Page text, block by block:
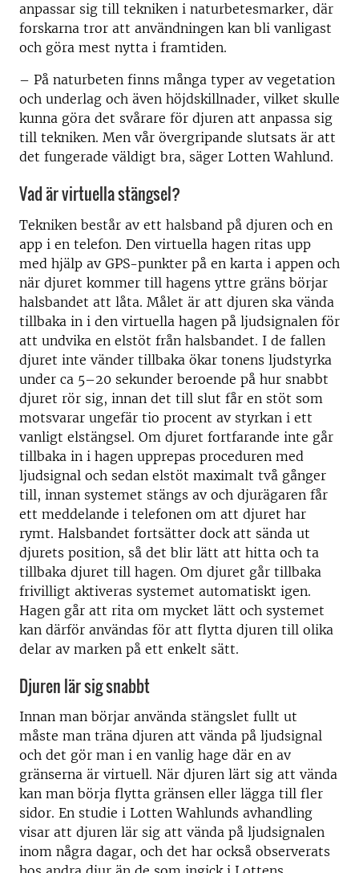
anpassar sig till tekniken i naturbetesmarker, där
forskarna tror att användningen kan bli vanligast
och göra mest nytta i framtiden.
– På naturbeten finns många typer av vegetation
och underlag och även höjdskillnader, vilket skulle
kunna göra det svårare för djuren att anpassa sig
till tekniken. Men vår övergripande slutsats är att
det fungerade väldigt bra, säger Lotten Wahlund.
Vad är virtuella stängsel?
Tekniken består av ett halsband på djuren och en
app i en telefon. Den virtuella hagen ritas upp
med hjälp av GPS-punkter på en karta i appen och
när djuret kommer till hagens yttre gräns börjar
halsbandet att låta. Målet är att djuren ska vända
tillbaka in i den virtuella hagen på ljudsignalen för
att undvika en elstöt från halsbandet. I de fallen
djuret inte vänder tillbaka ökar tonens ljudstyrka
under ca 5–20 sekunder beroende på hur snabbt
djuret rör sig, innan det till slut får en stöt som
motsvarar ungefär tio procent av styrkan i ett
vanligt elstängsel. Om djuret fortfarande inte går
tillbaka in i hagen upprepas proceduren med
ljudsignal och sedan elstöt maximalt två gånger
till, innan systemet stängs av och djurägaren får
ett meddelande i telefonen om att djuret har
rymt. Halsbandet fortsätter dock att sända ut
djurets position, så det blir lätt att hitta och ta
tillbaka djuret till hagen. Om djuret går tillbaka
frivilligt aktiveras systemet automatiskt igen.
Hagen går att rita om mycket lätt och systemet
kan därför användas för att flytta djuren till olika
delar av marken på ett enkelt sätt.
Djuren lär sig snabbt
Innan man börjar använda stängslet fullt ut
måste man träna djuren att vända på ljudsignal
och det gör man i en vanlig hage där en av
gränserna är virtuell. När djuren lärt sig att vända
kan man börja flytta gränsen eller lägga till fler
sidor. En studie i Lotten Wahlunds avhandling
visar att djuren lär sig att vända på ljudsignalen
inom några dagar, och det har också observerats